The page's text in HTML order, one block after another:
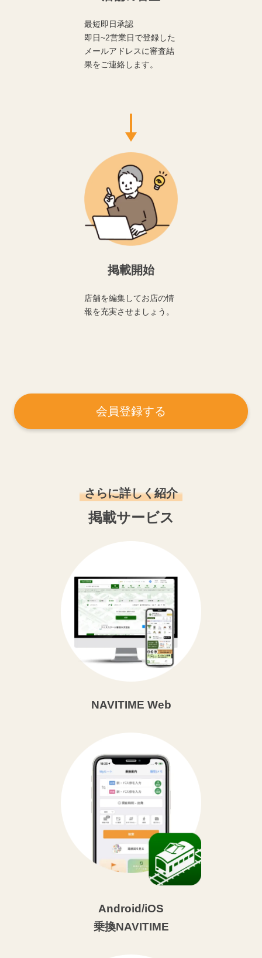
最短即日承認
即日~2営業日で登録した
メールアドレスに審査結
果をご連絡します。
掲載開始
店舗を編集してお店の情
報を充実させましょう。
会員登録する
さらに詳しく紹介
掲載サービス
NAVITIME Web
Android/iOS
乗換NAVITIME